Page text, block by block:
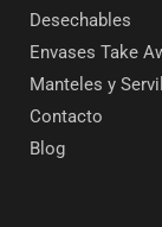
Desechables
Envases Take
Manteles y
Contacto
Blog